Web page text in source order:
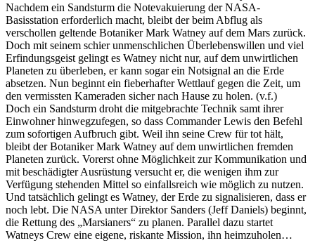
Nachdem ein Sandsturm die Notevakuierung der NASA-
Basisstation erforderlich macht, bleibt der beim Abflug als
verschollen geltende Botaniker Mark Watney auf dem Mars zurück.
Doch mit seinem schier unmenschlichen Überlebenswillen und viel
Erfindungsgeist gelingt es Watney nicht nur, auf dem unwirtlichen
Planeten zu überleben, er kann sogar ein Notsignal an die Erde
absetzen. Nun beginnt ein fieberhafter Wettlauf gegen die Zeit, um
den vermissten Kameraden sicher nach Hause zu holen. (v.f.)
Doch ein Sandsturm droht die mitgebrachte Technik samt ihrer
Einwohner hinwegzufegen, so dass Commander Lewis den Befehl
zum sofortigen Aufbruch gibt. Weil ihn seine Crew für tot hält,
bleibt der Botaniker Mark Watney auf dem unwirtlichen fremden
Planeten zurück. Vorerst ohne Möglichkeit zur Kommunikation und
mit beschädigter Ausrüstung versucht er, die wenigen ihm zur
Verfügung stehenden Mittel so einfallsreich wie möglich zu nutzen.
Und tatsächlich gelingt es Watney, der Erde zu signalisieren, dass er
noch lebt. Die NASA unter Direktor Sanders (Jeff Daniels) beginnt,
die Rettung des „Marsianers“ zu planen. Parallel dazu startet
Watneys Crew eine eigene, riskante Mission, ihn heimzuholen…